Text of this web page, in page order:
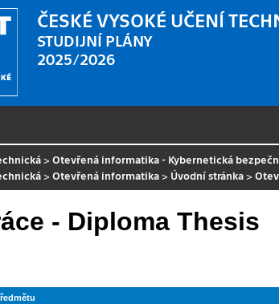
ČESKÉ VYSOKÉ UČENÍ
STUDIJNÍ PLÁNY
2025/2026
>Otevřená informatika - Kybernetická
>Otevřená informatika > Úvodní stránka >
- Diploma Thesis